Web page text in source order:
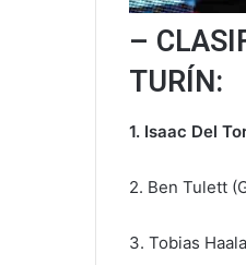
–
TURÍN:
1. Isaac Del
2. Ben Tulett
3. Tobias